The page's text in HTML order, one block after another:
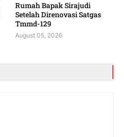
Rumah Bapak Sirajudi
Setelah Direnovasi Satgas
Tmmd-129
August 05, 2026